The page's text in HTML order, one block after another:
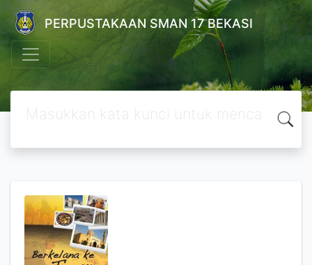
PERPUSTAKAAN SMAN 17 BEKASI